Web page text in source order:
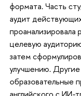
формата. Часть
аудит
проанализировала
целевую
затем
улучшению.
образовательные